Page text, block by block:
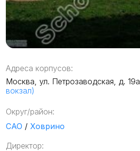
Адреса корпусов:
Москва, ул. Петрозаводская, д. 19а
вокзал)
Округ/район:
САО / Ховрино
Директор: